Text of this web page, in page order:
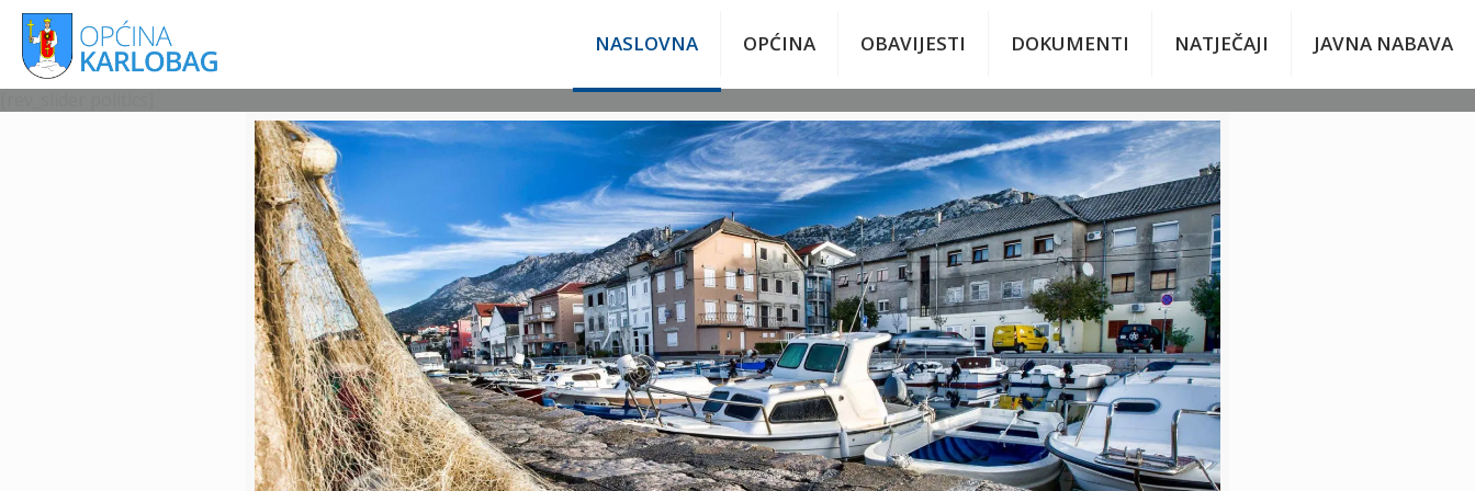
NASLOVNA OPĆINA OBAVIJESTI DOKUMENTI NATJEČAJI JAVNA NABAVA